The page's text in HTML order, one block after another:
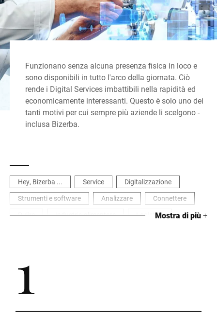
Funzionano senza alcuna presenza fisica in loco e
sono disponibili in tutto l'arco della giornata. Ciò
rende i Digital Services imbattibili nella rapidità ed
economicamente interessanti. Questo è solo uno dei
tanti motivi per cui sempre più aziende li scelgono -
inclusa Bizerba.
Hey, Bizerba ... Service
Digitalizzazione
Strumenti e software
Analizzare
Connettere
Pulire
Industria alimentare
LogisticaMostra di più+
1